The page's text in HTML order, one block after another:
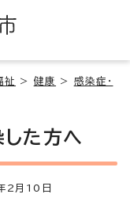
祉 > 健康 > 感染症・
た方へ
2月10日